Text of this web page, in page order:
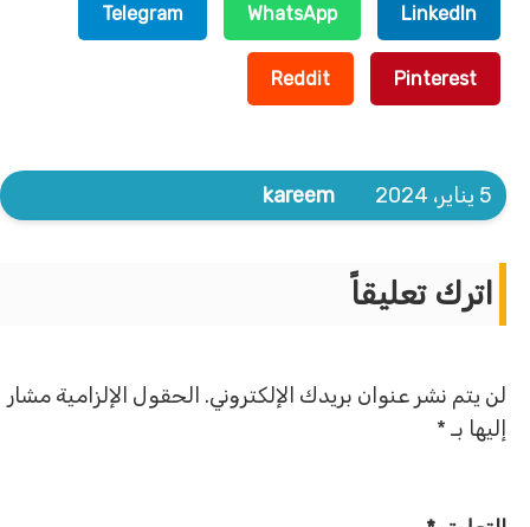
LinkedIn
WhatsApp
Telegram
Pinterest
Reddit
5 يناير، 2024 kareem
اترك تعليقاً
لن يتم نشر عنوان بريدك الإلكتروني. الحقول الإلزامية مشار
إليها بـ *